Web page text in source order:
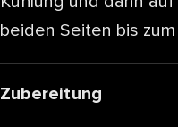
beiden Seiten bis
Zubereitung